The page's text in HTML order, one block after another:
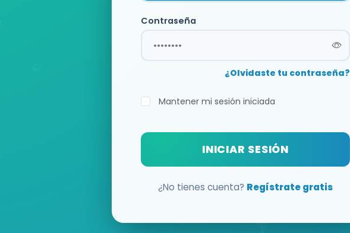
Contraseña
¿Olvidaste tu contraseña?
Mantener mi sesión iniciada
INICIAR SESIÓN
¿No tienes cuenta? Regístrate gratis